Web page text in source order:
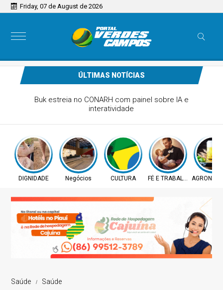
Friday, 07 de August de 2026
ÚLTIMAS NOTÍCIAS
superam depósitos em R$ 7,15
DIGNIDADE Negócios CULTURA FÉ E TRABALHO
Saúde Saúde